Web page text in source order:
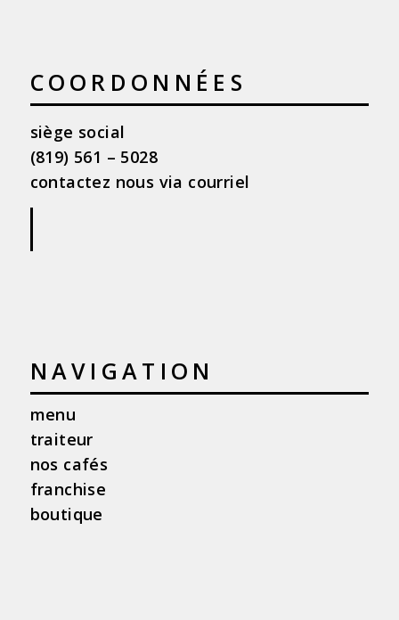
COORDONNÉES
siège social
(819) 561 – 5028
contactez nous via courriel
NAVIGATION
menu
traiteur
nos cafés
franchise
boutique